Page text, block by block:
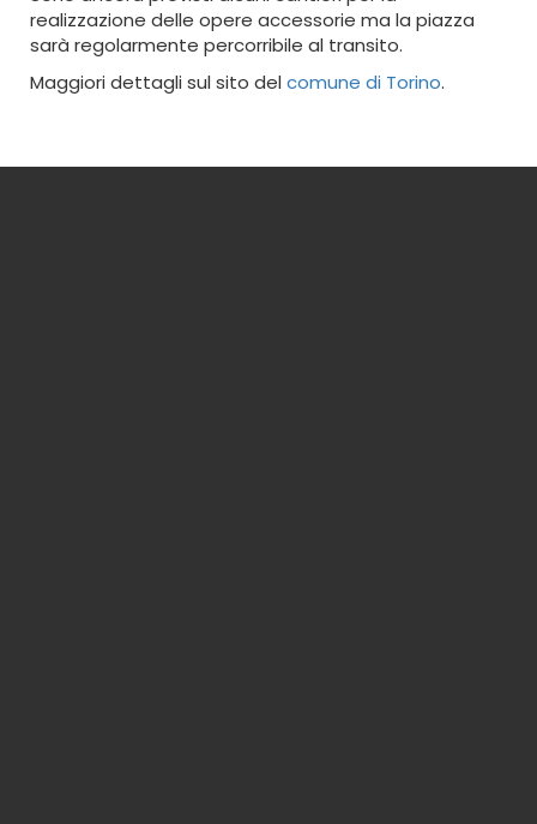
realizzazione delle opere accessorie ma la piazza
sarà regolarmente percorribile al transito.
Maggiori dettagli sul sito del comune di Torino.